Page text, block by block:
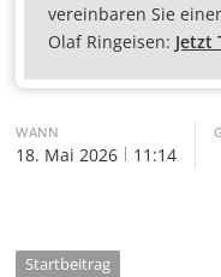
vereinbaren Sie
Olaf Ringeisen: Jetzt
WANN
18. Mai 2026 11:14
Startbeitrag